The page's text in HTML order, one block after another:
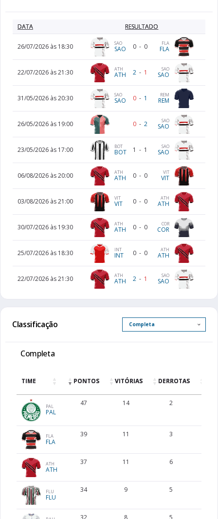
DATA RESULTADO
26/07/2026 às 18:30 SAO
SAO 0 - 0 FLA
FLA
22/07/2026 às 21:30 ATH
ATH 2 - 1 SAO
SAO
31/05/2026 às 20:30 SAO
SAO 0 - 1 REM
REM
26/05/2026 às 19:00 0 - 2 SAO
SAO
23/05/2026 às 17:00 BOT
BOT 1 - 1 SAO
SAO
06/08/2026 às 20:00 ATH
ATH 0 - 0 VIT
VIT
03/08/2026 às 21:00 VIT
VIT 0 - 0 ATH
ATH
30/07/2026 às 19:30 ATH
ATH 0 - 0 COR
COR
25/07/2026 às 18:30 INT
INT 0 - 0 ATH
ATH
22/07/2026 às 21:30 ATH
ATH 2 - 1 SAO
SAO
Classificação
Completa
TIME PONTOS VITÓRIAS DERROTAS
PAL
PAL
47 14 2
FLA
FLA
39 11 3
ATH
ATH
37 11 6
FLU
FLU
34 9 5
32 8 5